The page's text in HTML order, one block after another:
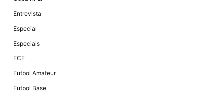
Entrevista
Especial
Especials
FCF
Futbol Amateur
Futbol Base